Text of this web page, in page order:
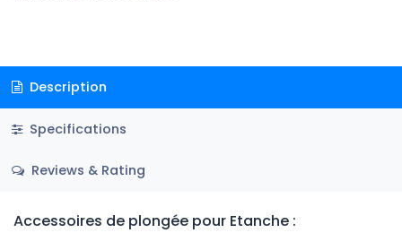
Description
Specifications
Reviews & Rating
Accessoires de plongée pour Etanche :